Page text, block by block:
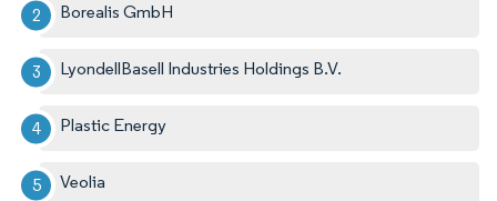
Borealis GmbH
LyondellBasell Industries Holdings B.V.
Plastic Energy
Veolia